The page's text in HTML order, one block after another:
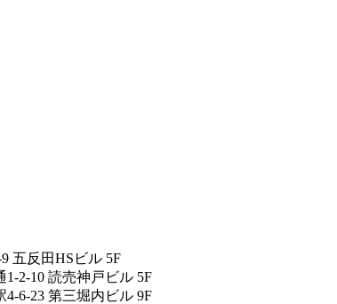
五反田HSビル 5F
2-10 読売神戸ビル 5F
6-23 第三堀内ビル 9F